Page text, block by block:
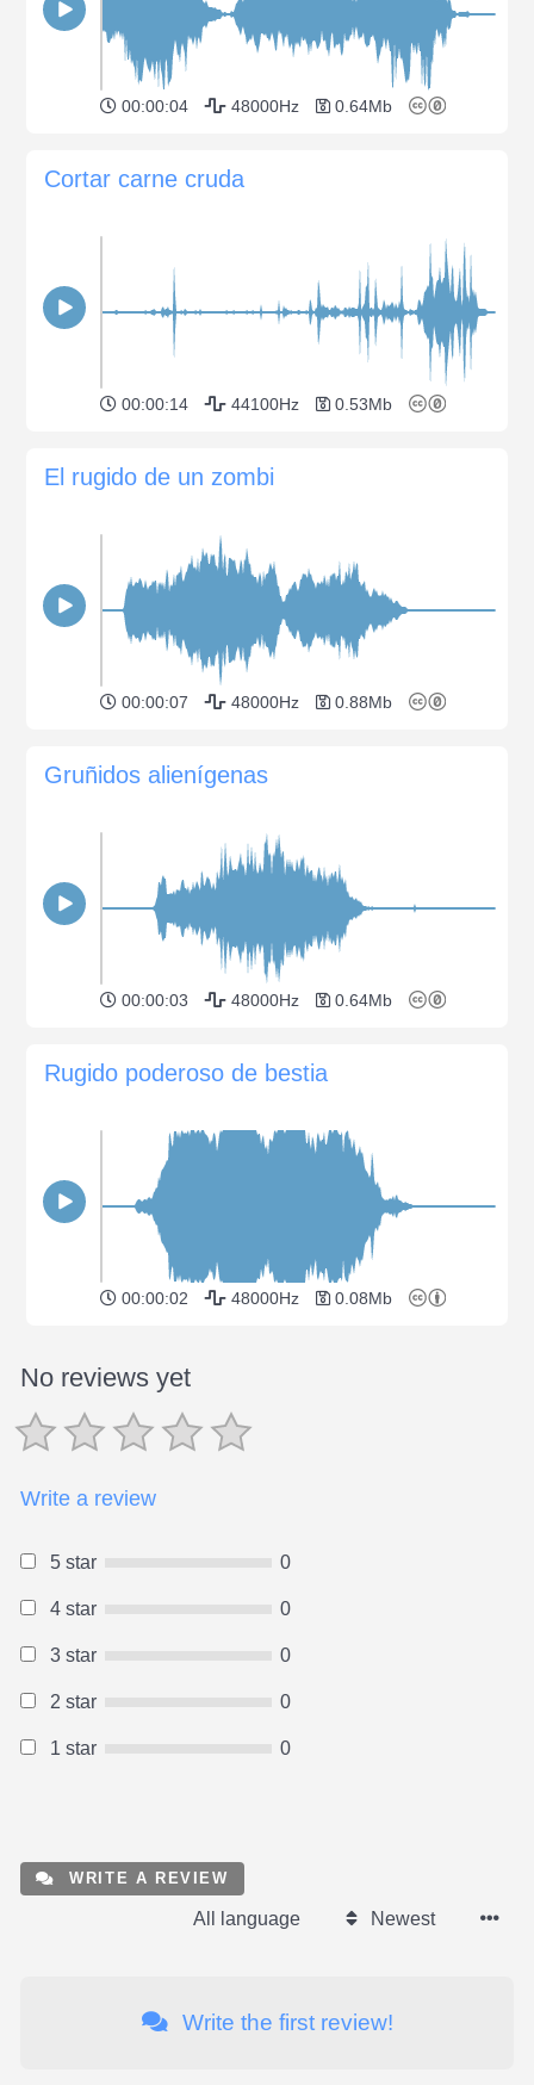
00:00:04 48000Hz 0.64Mb
Cortar carne cruda
00:00:14 44100Hz 0.53Mb
El rugido de un zombi
00:00:07 48000Hz 0.88Mb
Gruñidos alienígenas
00:00:03 48000Hz 0.64Mb
Rugido poderoso de bestia
00:00:02 48000Hz 0.08Mb
No reviews yet
Write a review
5 star 0
4 star 0
3 star 0
2 star 0
1 star 0
WRITE A REVIEW
All language Newest
Write the first review!